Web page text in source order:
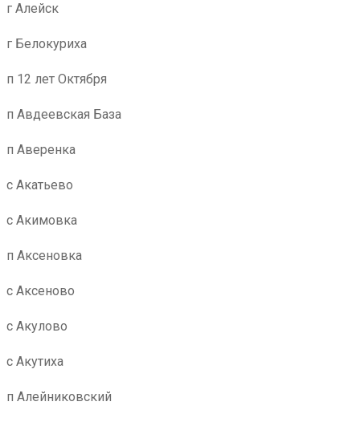
г Алейск
г Белокуриха
п 12 лет Октября
п Авдеевская База
п Аверенка
с Акатьево
с Акимовка
п Аксеновка
с Аксеново
с Акулово
с Акутиха
п Алейниковский